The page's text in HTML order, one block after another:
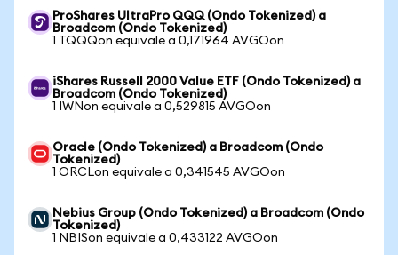
ProShares UltraPro QQQ (Ondo Tokenized) a
Broadcom (Ondo Tokenized)
1 TQQQon equivale a 0,171964 AVGOon
iShares Russell 2000 Value ETF (Ondo Tokenized) a
Broadcom (Ondo Tokenized)
1 IWNon equivale a 0,529815 AVGOon
Oracle (Ondo Tokenized) a Broadcom (Ondo
Tokenized)
1 ORCLon equivale a 0,341545 AVGOon
Nebius Group (Ondo Tokenized) a Broadcom (Ondo
Tokenized)
1 NBISon equivale a 0,433122 AVGOon